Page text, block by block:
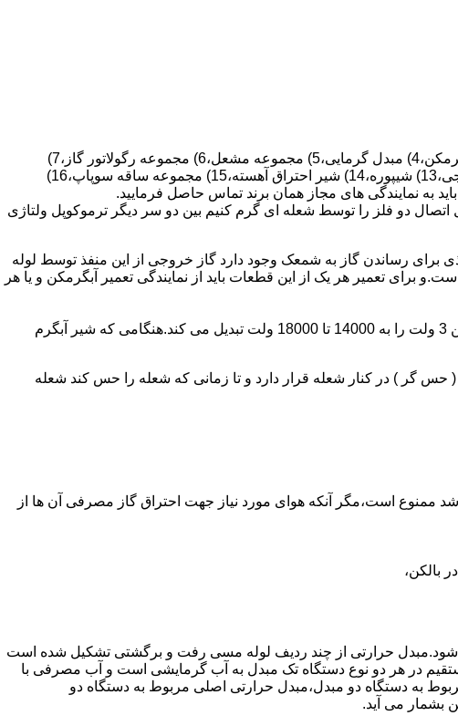
قطعات ساختمان آب گرم کن های دیواری شمعک دار عبارتند از : 1) کلاهک تعدیل،2) کلاهک تعدیل جریان دودکش،3) صفحه پشتی آبگرمکن،4) مبدل گرمایی،5) مجموعه مشعل،6) مجموعه رگولاتور گاز،7)
مجموعه رگولاتور آب،8) رویه آبگرمکن،9) صفحه پشتی آبگرمکن،10) رگولاتور آب در آبگرمکن های شمعک دار،11) بدنه،12) قاب برنجی،13) شیپوره،14) شیر احتراق آهسته،15) مجموعه ساقه سوپاپ،16)
دو فلز را توسط شعله ای گرم کنیم بین دو سر دیگر ترموکوپل ولتاژی
رساندن گاز به شمعک وجود دارد گاز خروجی از این منفذ توسط لوله
تعمیر هر یک از این قطعات باید از نمایندگی تعمیر آبگرمکن و یا هر
برد کنترل آبگرمکن:نیروی محرکه این برد از یک آدابتور یا دو عدد باتری 1/5 ولت تامین می شود.برای ایجاد جرقه یک تراس افزاینده این 3 ولت را به 14000 تا 18000 ولت تبدیل می کند.هنگامی که شیر آبگرم
گر ) در کنار شعله قرار دارد و تا زمانی که شعله را حس کند شعله
مانند آبگرمکن در واحدهای مسکونی و غیر مسکونی که مسحت آن ها کمتر از 60 متر مربع باشد ممنوع است،مگر آنکه هوای مورد نیاز جهت احتراق گاز مصرفی آن ها از
بالکن،
حرارتی از چند ردیف لوله مسی رفت و برگشتی تشکیل شده است
در هر دو نوع دستگاه تک مبدل به آب گرمایشی است و آب مصرفی با
به دستگاه دو مبدل،مبدل حرارتی اصلی مربوط به دستگاه دو
بشمار می آید.